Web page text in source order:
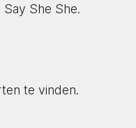
She She.
te vinden.